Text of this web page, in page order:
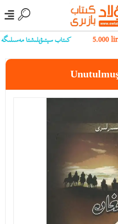
كىتاب سېتىۋېلىشتا مەسىلىگە 5.000